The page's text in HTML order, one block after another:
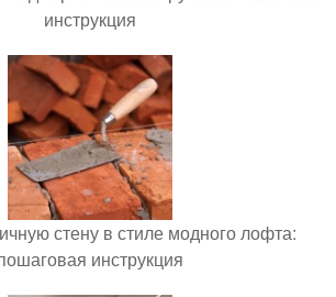
инструкция
стену в стиле модного лофта:
инструкция